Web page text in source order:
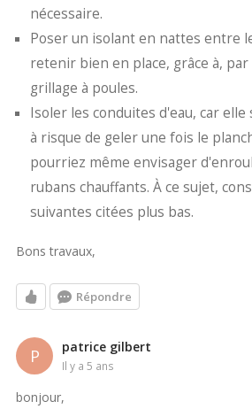
nécessaire.
Poser un isolant en nattes entre
retenir bien en place, grâce à, par
grillage à poules.
Isoler les conduites d'eau, car
à risque de geler une fois le
pourriez même envisager
rubans chauffants. À ce sujet,
suivantes citées plus bas.
Bons travaux,
Répondre
P patrice gilbert
il y a 5 ans
bonjour,